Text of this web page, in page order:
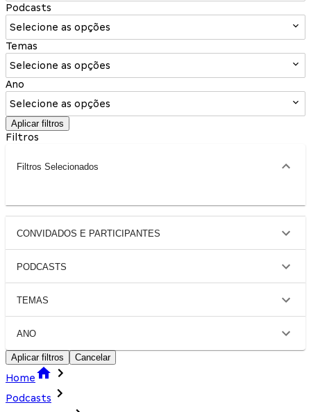
Podcasts
Selecione as opções
Temas
Selecione as opções
Ano
Selecione as opções
Aplicar filtros
Filtros
Filtros Selecionados
CONVIDADOS E PARTICIPANTES
PODCASTS
TEMAS
ANO
Aplicar filtros Cancelar
Home
Podcasts